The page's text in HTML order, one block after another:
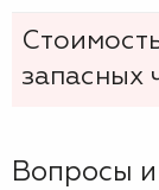
запасных
Вопросы